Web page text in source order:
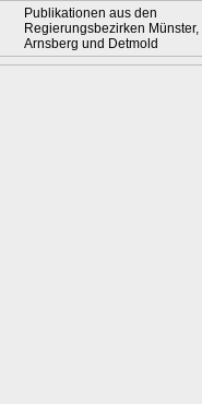
Publikationen aus den
Regierungsbezirken Münster,
Arnsberg und Detmold